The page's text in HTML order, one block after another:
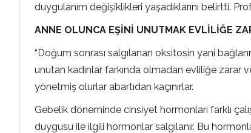
duygulanım değişiklikleri yaşadıklarını belirtti.
ANNE OLUNCA EŞİNİ UNUTMAK EVLİLİĞE
“Doğum sonrası salgılanan oksitosin yani
unutan kadınlar farkında olmadan evliliğe zarar
yönetmiş olurlar abartıdan kaçınırlar.
Gebelik döneminde cinsiyet hormonları farklı
duygusu ile ilgili hormonlar salgılanır. Bu